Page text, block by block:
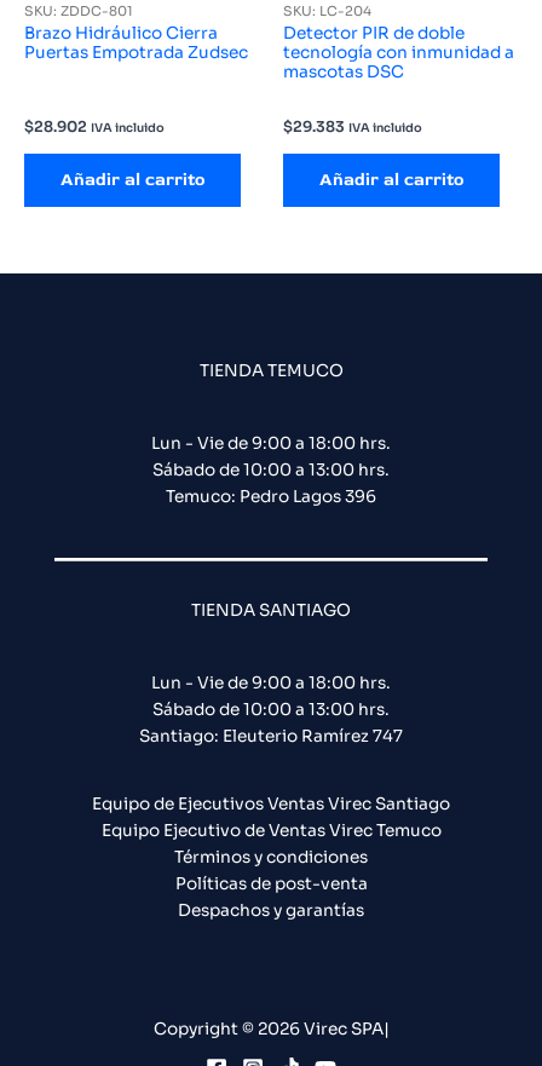
SKU: ZDDC-801
Brazo Hidráulico Cierra
Puertas Empotrada Zudsec
$28.902 IVA incluido
Añadir al carrito
SKU: LC-204
Detector PIR de doble
tecnología con inmunidad a
mascotas DSC
$29.383 IVA incluido
Añadir al carrito
TIENDA TEMUCO
Lun - Vie de 9:00 a 18:00 hrs.
Sábado de 10:00 a 13:00 hrs.
Temuco: Pedro Lagos 396
TIENDA SANTIAGO
Lun - Vie de 9:00 a 18:00 hrs.
Sábado de 10:00 a 13:00 hrs.
Santiago: Eleuterio Ramírez 747​
Equipo de Ejecutivos Ventas Virec Santiago
Equipo Ejecutivo de Ventas Virec Temuco
Términos y condiciones
Políticas de post-venta
Despachos y garantías
Copyright © 2026 Virec SPA|